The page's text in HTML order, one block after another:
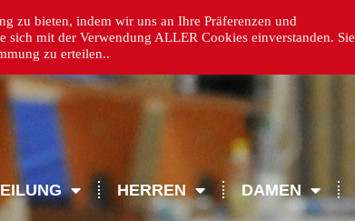
HERREN DAMEN
zu bieten, indem wir uns an Ihre Präferenzen und
mit der Verwendung ALLER Cookies einverstanden. Sie
zu erteilen..